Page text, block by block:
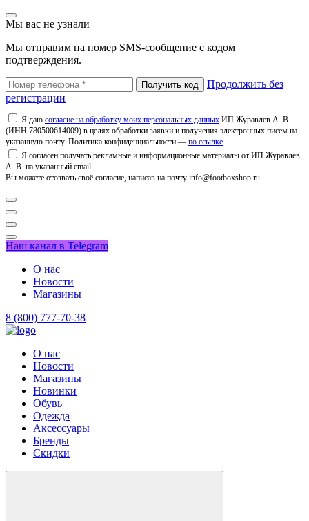
Мы вас не узнали
Мы отправим на номер SMS-сообщение с кодом
подтверждения.
Продолжить без
регистрации
Я даю согласие на обработку моих персональных данных ИП Журавлев А. В.
(ИНН 780500614009) в целях обработки заявки и получения электронных писем на
указанную почту. Политика конфиденциальности — по ссылке
Я согласен получать рекламные и информационные материалы от ИП Журавлев
А. В. на указанный email.
Вы можете отозвать своё согласие, написав на почту info@footboxshop.ru
Наш канал в Telegram
О нас
Новости
Магазины
8 (800) 777-70-38
О нас
Новости
Магазины
Новинки
Обувь
Одежда
Аксессуары
Бренды
Скидки